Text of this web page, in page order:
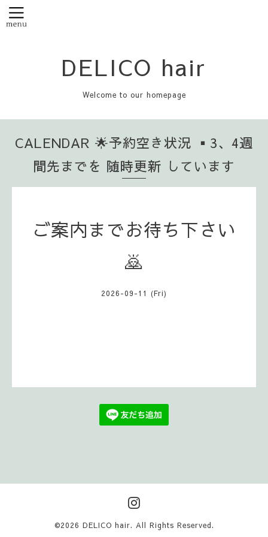
DELICO hair
Welcome to our homepage
CALENDAR 🌟予約空き状況 ▪️3、4週
間先までを 随時更新 しています
ご案内までお待ち下さい
🙇
2026-09-11 (Fri)
©2026 DELICO hair. All Rights Reserved.